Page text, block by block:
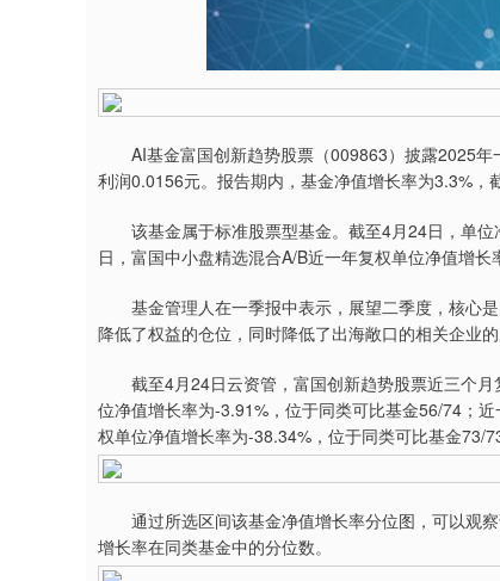
AI基金富国创新趋势股票（009863）披露2025年
利润0.0156元。报告期内，基金净值增长率为3.3%，
该基金属于标准股票型基金。截至4月24日，单位
日，富国中小盘精选混合A/B近一年复权单位净值增
基金管理人在一季报中表示，展望二季度，核心是
降低了权益的仓位，同时降低了出海敞口的相关企业
截至4月24日云资管，富国创新趋势股票近三个月
位净值增长率为-3.91%，位于同类可比基金56/74；
权单位净值增长率为-38.34%，位于同类可比基金73/73
通过所选区间该基金净值增长率分位图，可以观察
增长率在同类基金中的分位数。
0.74% 深证成指 14299.96 189.84